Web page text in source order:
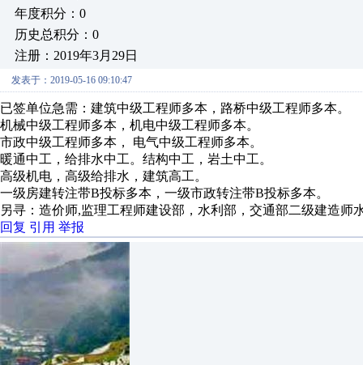
年度积分：0
历史总积分：0
注册：2019年3月29日
发表于：2019-05-16 09:10:47
已签单位急需：建筑中级工程师多本，路桥中级工程师多本。
机械中级工程师多本，机电中级工程师多本。
市政中级工程师多本， 电气中级工程师多本。
暖通中工，给排水中工。结构中工，岩土中工。
高级机电，高级给排水，建筑高工。
一级房建转注带B投标多本，一级市政转注带B投标多本。
另寻：造价师,监理工程师建设部，水利部，交通部二级建造
回复 引用 举报